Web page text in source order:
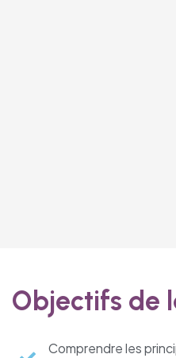
Objectifs de
Comprendre les